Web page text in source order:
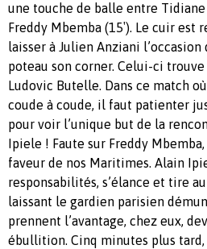
une touche de balle entre
Freddy Mbemba (15′). Le cuir est
laisser à Julien Anziani
poteau son corner. Celui-ci
Ludovic Butelle. Dans ce match
coude à coude, il faut patienter
pour voir l’unique but de la
Ipiele ! Faute sur Freddy
faveur de nos Maritimes. Alain
responsabilités, s’élance et tire
laissant le gardien parisien
prennent l’avantage, chez eux,
ébullition. Cinq minutes plus tard,